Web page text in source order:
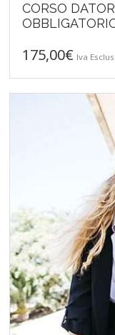
CORSO
175,00€ Iva